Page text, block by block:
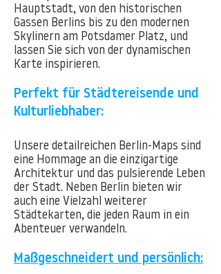
Hauptstadt, von den historischen
Gassen Berlins bis zu den modernen
Skylinern am Potsdamer Platz, und
lassen Sie sich von der dynamischen
Karte inspirieren.
Perfekt für Städtereisende und
Kulturliebhaber:
Unsere detailreichen Berlin-Maps sind
eine Hommage an die einzigartige
Architektur und das pulsierende Leben
der Stadt. Neben Berlin bieten wir
auch eine Vielzahl weiterer
Städtekarten, die jeden Raum in ein
Abenteuer verwandeln.
Maßgeschneidert und persönlich: